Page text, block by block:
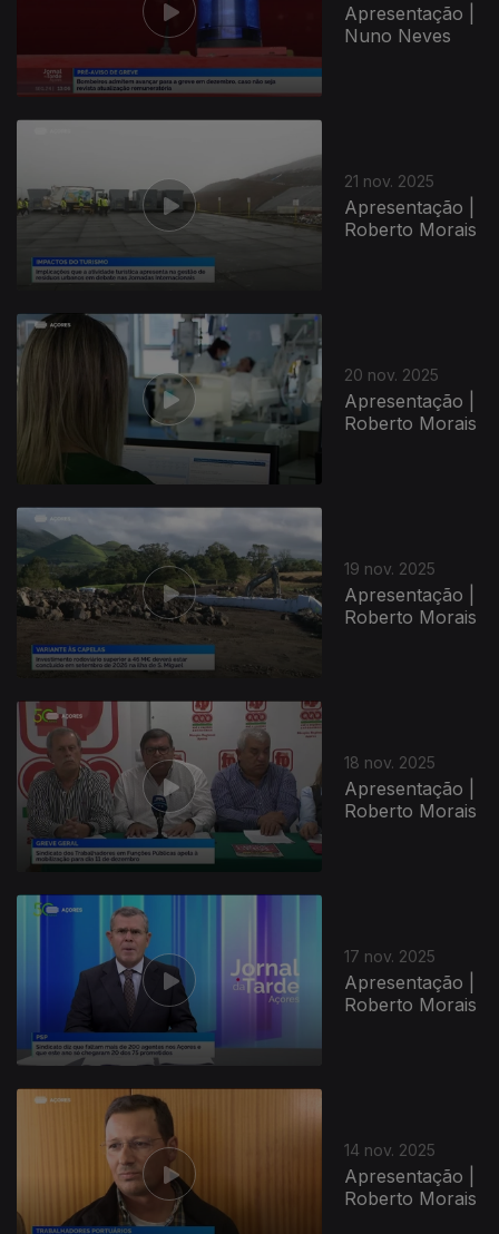
Apresentação |
Nuno Neves
21 nov. 2025
Apresentação |
Roberto Morais
20 nov. 2025
Apresentação |
Roberto Morais
19 nov. 2025
Apresentação |
Roberto Morais
18 nov. 2025
Apresentação |
Roberto Morais
17 nov. 2025
Apresentação |
Roberto Morais
14 nov. 2025
Apresentação |
Roberto Morais